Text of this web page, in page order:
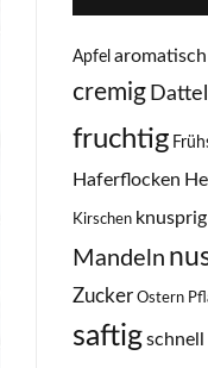
Apfel aromatisch
cremig
fruchtig
Haferflocken
Kirschen knusprig
Mandeln
Zucker Ostern
saftig